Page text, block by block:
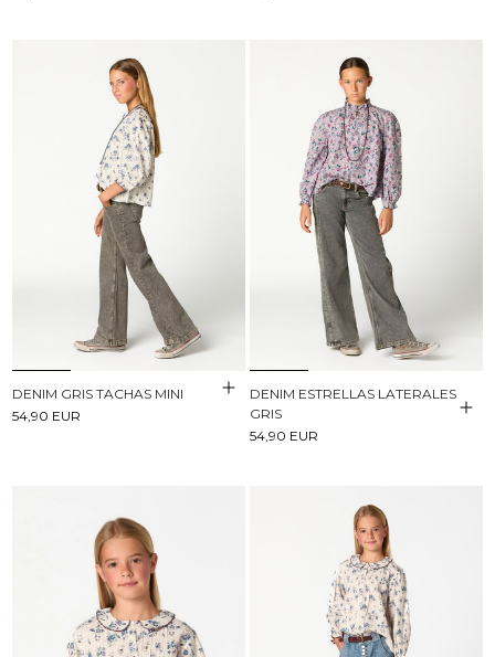
DENIM GRIS TACHAS MINI
54,90 EUR
DENIM ESTRELLAS LATERALES
GRIS
54,90 EUR